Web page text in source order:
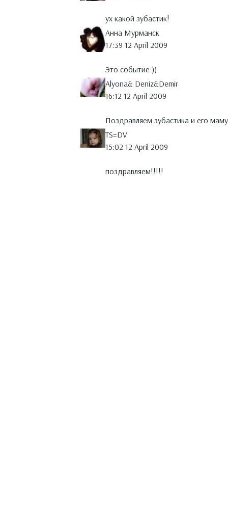
ух какой зубастик!
Анна Мурманск
17:39 12 April 2009
Это событие:))
Alyona& Deniz&Demir
16:12 12 April 2009
Поздравляем зубастика и его
TS=DV
15:02 12 April 2009
поздравляем!!!!!